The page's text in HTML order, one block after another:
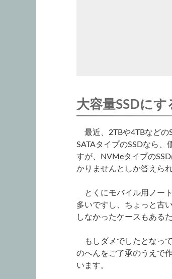
大容量SSDに
最近、2TBや4TBなどの
SATAタイプのSSDなら
すが、NVMeタイプの
かりませんとしか答えられ
とくにモバイル用ノー
多いですし、ちょっと古
しなかったケースもある
もしダメでしたとなっ
のへんをご了承のうえで
います。